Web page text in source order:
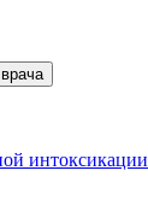
интоксикации